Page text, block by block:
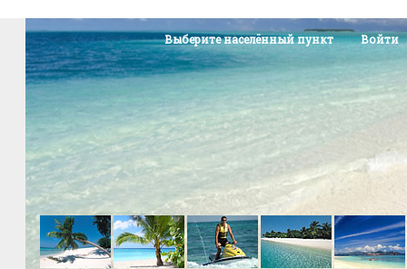
Выберите населённый пункт Войти